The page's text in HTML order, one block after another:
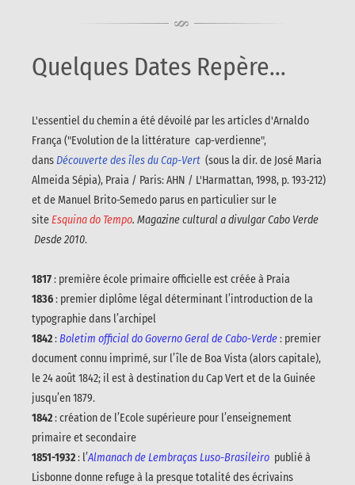
Quelques Dates Repère...
L'essentiel du chemin a été dévoilé par les articles d'Arnaldo
França ("Evolution de la littérature cap-verdienne",
dansDécouverte des îles du Cap-Vert (sous la dir. de José Maria
Almeida Sépia), Praia / Paris: AHN / L'Harmattan, 1998, p. 193-212)
et de Manuel Brito-Semedo parus en particulier sur le
siteEsquina do Tempo. Magazine cultural a divulgar Cabo Verde
Desde 2010.
1817: première école primaire officielle est créée à Praia
1836: premier diplôme légal déterminant l’introduction de la
typographie dans l’archipel
1842:Boletim official do Governo Geral de Cabo-Verde: premier
document connu imprimé, sur l’île de Boa Vista (alors capitale),
le 24 août 1842; il est à destination du Cap Vert et de la Guinée
jusqu’en 1879.
1842: création de l’Ecole supérieure pour l’enseignement
primaire et secondaire
1851-1932: l’Almanach de Lembraças Luso-Brasileiro publié à
Lisbonne donne refuge à la presque totalité des écrivains